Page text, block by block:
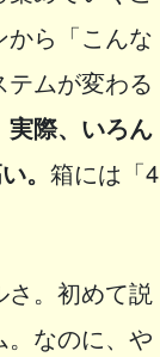
ら「こんな
ムが変わる
実際、いろん
。 箱には「4
さ。初めて説
なのに、や